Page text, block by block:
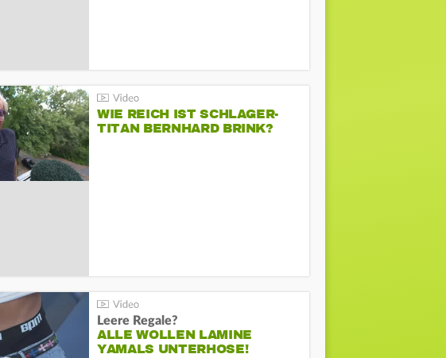
WIE REICH IST SCHLAGER-
TITAN BERNHARD BRINK?
Leere Regale?
ALLE WOLLEN LAMINE
YAMALS UNTERHOSE!